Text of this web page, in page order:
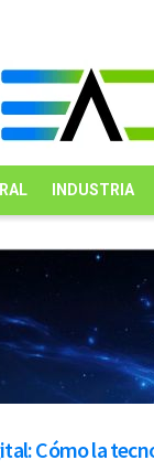
INDUSTRIA
Cómo la